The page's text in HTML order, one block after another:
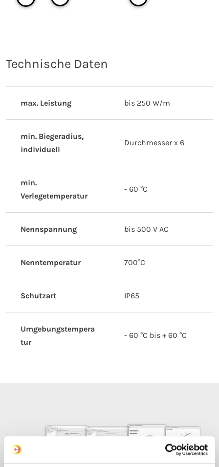
Technische Daten
max. Leistung bis 250 W/m
min. Biegeradius,
individuell
Durchmesser x 6
min.
Verlegetemperatur
- 60 °C
Nennspannung bis 500 V AC
Nenntemperatur 700°C
Schutzart IP65
Umgebungstempera
tur
- 60 °C bis + 60 °C